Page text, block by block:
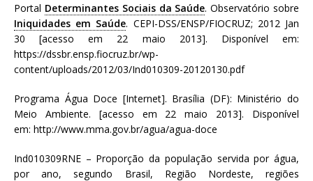
Portal Determinantes Sociais da Saúde. Observatório sobre
Iniquidades em Saúde. CEPI-DSS/ENSP/FIOCRUZ; 2012 Jan
30 [acesso em 22 maio 2013]. Disponível em:
https://dssbr.ensp.fiocruz.br/wp-
content/uploads/2012/03/Ind010309-20120130.pdf
Programa Água Doce [Internet]. Brasília (DF): Ministério do
Meio Ambiente. [acesso em 22 maio 2013]. Disponível
em: http://www.mma.gov.br/agua/agua-doce
Ind010309RNE – Proporção da população servida por água,
por ano, segundo Brasil, Região Nordeste, regiões